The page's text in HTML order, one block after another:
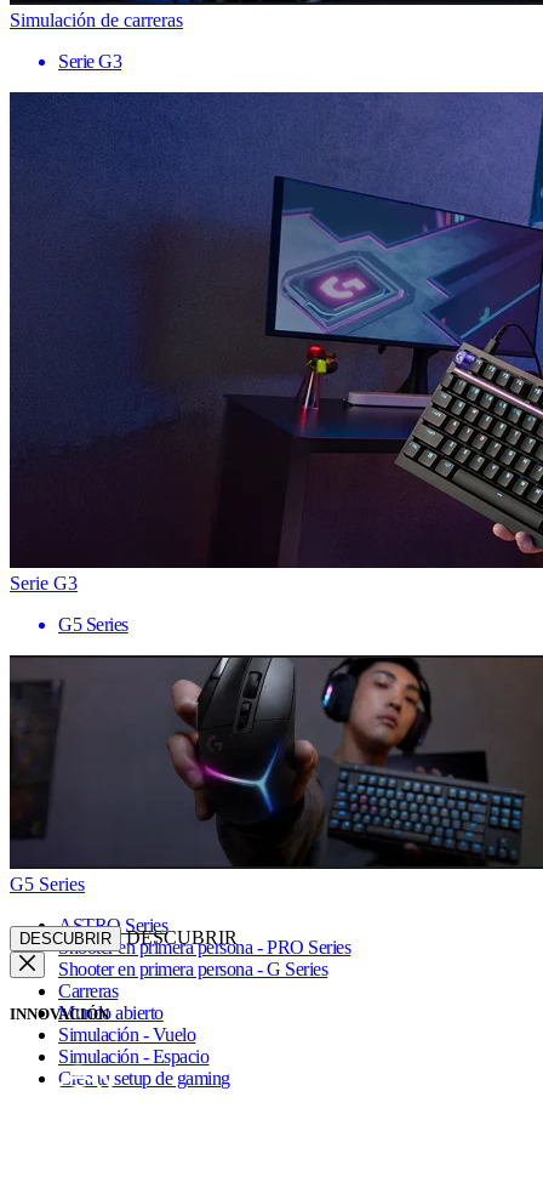
Simulación de carreras
Serie G3
Serie G3
G5 Series
G5 Series
ASTRO Series
Shooter en primera persona - PRO Series
Shooter en primera persona - G Series
Carreras
Mundo abierto
Simulación - Vuelo
Simulación - Espacio
Crea tu setup de gaming
DESCUBRIR DESCUBRIR
INNOVACIÓN